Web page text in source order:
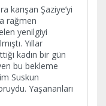
karışan Şaziye’yi
rağmen
yenilgiyi
Yıllar
kadın bir gün
bu bekleme
Suskun
Yaşananları